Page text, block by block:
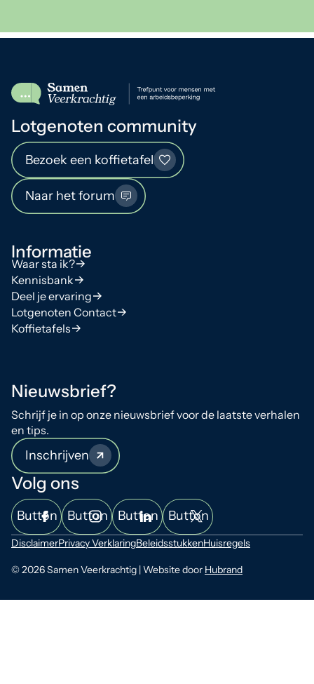
Lotgenoten community
Bezoek een koffietafel
Naar het forum
Informatie
Waar sta ik?
Kennisbank
Deel je ervaring
Lotgenoten Contact
Koffietafels
Nieuwsbrief?
Schrijf je in op onze nieuwsbrief voor de laatste verhalen
en tips.
Inschrijven
Volg ons
Button Button Button Button
© 2026 Samen Veerkrachtig | Website door Hubrand
DisclaimerPrivacy VerklaringBeleidsstukkenHuisregels